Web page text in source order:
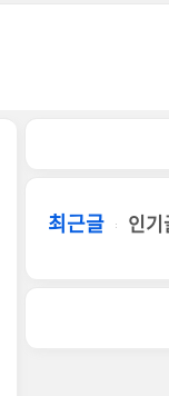
최근글 인기